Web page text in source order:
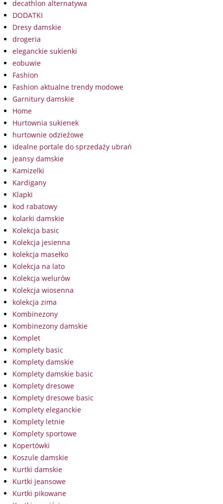
decathlon alternatywa
DODATKI
Dresy damskie
drogeria
eleganckie sukienki
eobuwie
Fashion
Fashion aktualne trendy modowe
Garnitury damskie
Home
Hurtownia sukienek
hurtownie odzieżowe
idealne portale do sprzedaży ubrań
jeansy damskie
Kamizelki
Kardigany
Klapki
kod rabatowy
kolarki damskie
Kolekcja basic
Kolekcja jesienna
kolekcja masełko
Kolekcja na lato
Kolekcja welurów
Kolekcja wiosenna
kolekcja zima
Kombinezony
Kombinezony damskie
Komplet
Komplety basic
Komplety damskie
Komplety damskie basic
Komplety dresowe
Komplety dresowe basic
Komplety eleganckie
Komplety letnie
Komplety sportowe
Kopertówki
Koszule damskie
Kurtki damskie
Kurtki jeansowe
Kurtki pikowane